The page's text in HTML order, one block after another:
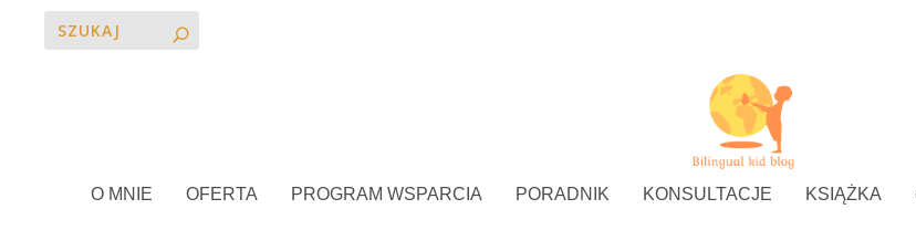
O MNIE OFERTA PROGRAM WSPARCIA PORADNIK KONSULTACJE KSIĄŻKA